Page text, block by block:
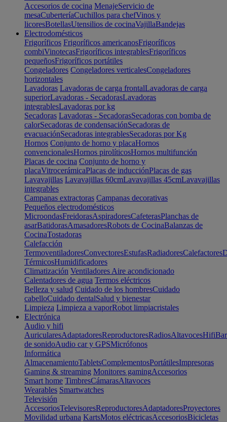
Accesorios de cocina MenajeServicio de
mesaCuberteríaCuchillos para chefVinos y
licoresBotellasUtensilios de cocinaVajillaBandejas
Electrodomésticos
Frigoríficos Frigoríficos americanosFrigoríficos
combiVinotecasFrigoríficos integrablesFrigoríficos
pequeñosFrigoríficos portátiles
Congeladores Congeladores verticalesCongeladores
horizontales
Lavadoras Lavadoras de carga frontalLavadoras de carga
superiorLavadoras - SecadorasLavadoras
integrablesLavadoras por kg
Secadoras Lavadoras - SecadorasSecadoras con bomba de
calorSecadoras de condensaciónSecadoras de
evacuaciónSecadoras integrablesSecadoras por Kg
Hornos Conjunto de horno y placaHornos
convencionalesHornos pirolíticosHornos multifunción
Placas de cocina Conjunto de horno y
placaVitrocerámicaPlacas de inducciónPlacas de gas
Lavavajillas Lavavajillas 60cmLavavajillas 45cmLavavajillas
integrables
Campanas extractoras Campanas decorativas
Pequeños electrodomésticos
MicroondasFreidorasAspiradoresCafeterasPlanchas de
asarBatidorasAmasadoresRobots de CocinaBalanzas de
CocinaTostadoras
Calefacción
TermoventiladoresConvectoresEstufasRadiadoresCalefactores
TérmicosHumidificadores
Climatización Ventiladores Aire acondicionado
Calentadores de agua Termos eléctricos
Belleza y salud Cuidado de los hombresCuidado
cabelloCuidado dentalSalud y bienestar
Limpieza Limpieza a vaporRobot limpiacristales
Electrónica
Audio y hifi
AuricularesAdaptadoresReproductoresRadiosAltavocesHifi
de sonidoAudio car y GPSMicrófonos
Informática
AlmacenamientoTabletsComplementosPortátilesImpresoras
Gaming & streaming Monitores gamingAccesorios
Smart home TimbresCámarasAltavoces
Wearables Smartwatches
Televisión
AccesoriosTelevisoresReproductoresAdaptadoresProyectores
Movilidad urbana KartsMotos eléctricasAccesoriosBicicletas